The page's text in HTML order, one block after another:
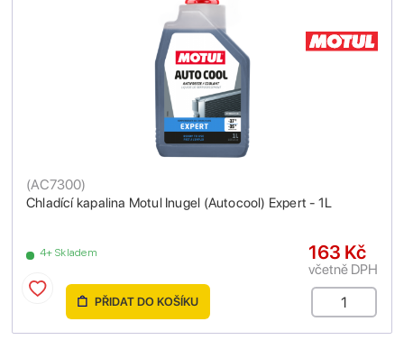
Chladící kapalina Motul Inugel (Autocool) Expert - 1L
(AC7300)
4+ Skladem 163 Kč
včetně DPH
PŘIDAT DO KOŠÍKU